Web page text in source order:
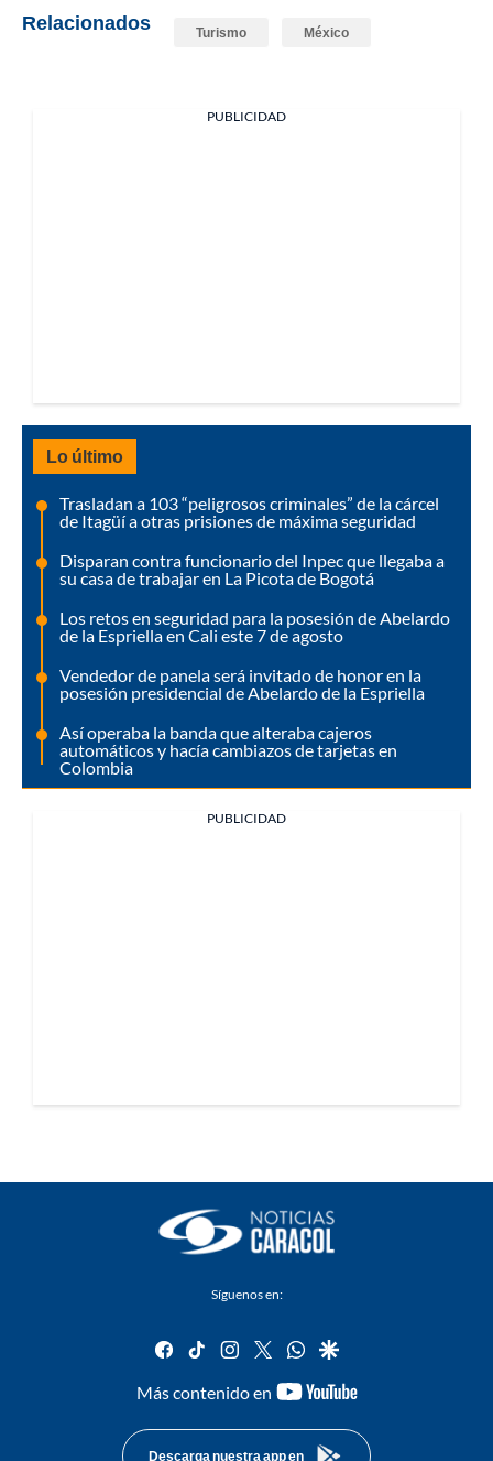
Relacionados Turismo México
PUBLICIDAD
Lo último
Trasladan a 103 “peligrosos criminales” de la cárcel
de Itagüí a otras prisiones de máxima seguridad
Disparan contra funcionario del Inpec que llegaba a
su casa de trabajar en La Picota de Bogotá
Los retos en seguridad para la posesión de Abelardo
de la Espriella en Cali este 7 de agosto
Vendedor de panela será invitado de honor en la
posesión presidencial de Abelardo de la Espriella
Así operaba la banda que alteraba cajeros
automáticos y hacía cambiazos de tarjetas en
Colombia
PUBLICIDAD
Síguenos en:
facebook
tiktok instagram
twitterwhatsapp
google
Más contenido en
youtube-
Descarga nuestra app en